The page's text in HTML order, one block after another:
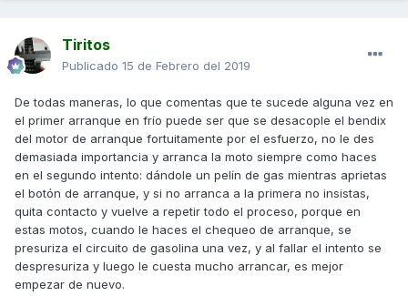
Deciros que, creo que como casi todos los propietarios de
la nueva sd, al principio sufrí los famosos "latigazos en frío"
300 kms se quitarían-. Efectivamente, a los 300 kms se
quitaron, pero ese sonido me vuelve a poner mosca con
que haya algún problema con la correa de transmisión que
permita arrancar correctamente la moto en frío....
¿Alguien ha tenido el mismo problema/tiene alguna
indicación al respecto? Tengo pensado pedir cita para
pedir la revisión en la próxima semana y aprovechar para
comentar esto con el mecánico (a los de Madrid: me
recomendáis llevarla a pasar la primera revisión al
concesionario, o llevarla a algún mecánico que
Tiritos
Publicado 15 de Febrero del 2019
De todas maneras, lo que comentas que te sucede alguna vez en
el primer arranque en frío puede ser que se desacople el bendix
del motor de arranque fortuitamente por el esfuerzo, no le des
demasiada importancia y arranca la moto siempre como haces
en el segundo intento: dándole un pelín de gas mientras aprietas
el botón de arranque, y si no arranca a la primera no insistas,
quita contacto y vuelve a repetir todo el proceso, porque en
estas motos, cuando le haces el chequeo de arranque, se
presuriza el circuito de gasolina una vez, y al fallar el intento se
despresuriza y luego le cuesta mucho arrancar, es mejor
empezar de nuevo.